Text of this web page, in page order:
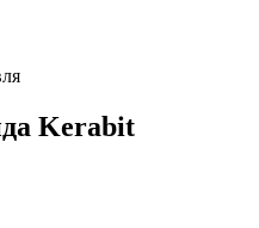
Kerabit